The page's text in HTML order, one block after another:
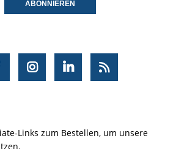
Links zum Bestellen, um unsere